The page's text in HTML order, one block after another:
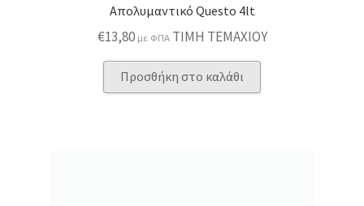
Απολυμαντικό Questo 4lt
€13,80 με ΦΠΑ ΤΙΜΗ ΤΕΜΑΧΙΟΥ
Προσθήκη στο καλάθι